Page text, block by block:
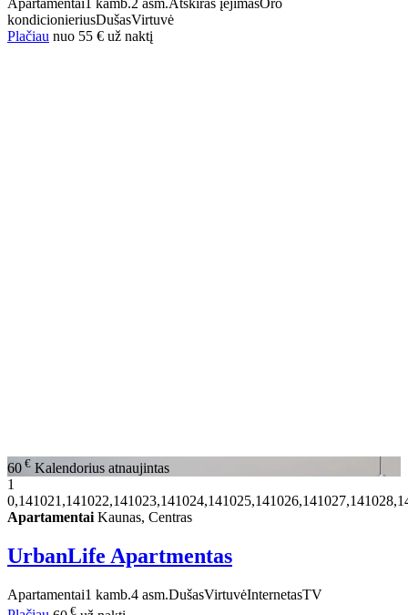
Apartamentai 1 kamb.2 asm.Atskiras įėjimasOro
kondicionieriusDušasVirtuvė
Plačiau nuo 55 € už naktį
60 € Kalendorius atnaujintas
1
ApartamentaiKaunas, Centras
UrbanLife Apartmentas
Apartamentai1 kamb.4 asm.DušasVirtuvėInternetasTV
€